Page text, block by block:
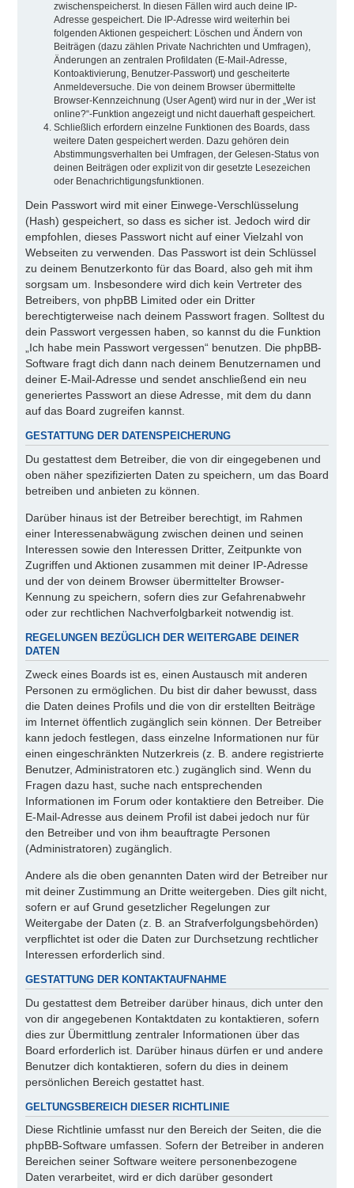
zwischenspeicherst. In diesen Fällen wird auch deine IP-
Adresse gespeichert. Die IP-Adresse wird weiterhin bei
folgenden Aktionen gespeichert: Löschen und Ändern von
Beiträgen (dazu zählen Private Nachrichten und Umfragen),
Änderungen an zentralen Profildaten (E-Mail-Adresse,
Kontoaktivierung, Benutzer-Passwort) und gescheiterte
Anmeldeversuche. Die von deinem Browser übermittelte
Browser-Kennzeichnung (User Agent) wird nur in der „Wer ist
online?“-Funktion angezeigt und nicht dauerhaft gespeichert.
Schließlich erfordern einzelne Funktionen des Boards, dass
weitere Daten gespeichert werden. Dazu gehören dein
Abstimmungsverhalten bei Umfragen, der Gelesen-Status von
deinen Beiträgen oder explizit von dir gesetzte Lesezeichen
oder Benachrichtigungsfunktionen.
Dein Passwort wird mit einer Einwege-Verschlüsselung
(Hash) gespeichert, so dass es sicher ist. Jedoch wird dir
empfohlen, dieses Passwort nicht auf einer Vielzahl von
Webseiten zu verwenden. Das Passwort ist dein Schlüssel
zu deinem Benutzerkonto für das Board, also geh mit ihm
sorgsam um. Insbesondere wird dich kein Vertreter des
Betreibers, von phpBB Limited oder ein Dritter
berechtigterweise nach deinem Passwort fragen. Solltest du
dein Passwort vergessen haben, so kannst du die Funktion
„Ich habe mein Passwort vergessen“ benutzen. Die phpBB-
Software fragt dich dann nach deinem Benutzernamen und
deiner E-Mail-Adresse und sendet anschließend ein neu
generiertes Passwort an diese Adresse, mit dem du dann
auf das Board zugreifen kannst.
GESTATTUNG DER DATENSPEICHERUNG
Du gestattest dem Betreiber, die von dir eingegebenen und
oben näher spezifizierten Daten zu speichern, um das Board
betreiben und anbieten zu können.
Darüber hinaus ist der Betreiber berechtigt, im Rahmen
einer Interessenabwägung zwischen deinen und seinen
Interessen sowie den Interessen Dritter, Zeitpunkte von
Zugriffen und Aktionen zusammen mit deiner IP-Adresse
und der von deinem Browser übermittelter Browser-
Kennung zu speichern, sofern dies zur Gefahrenabwehr
oder zur rechtlichen Nachverfolgbarkeit notwendig ist.
REGELUNGEN BEZÜGLICH DER WEITERGABE DEINER
DATEN
Zweck eines Boards ist es, einen Austausch mit anderen
Personen zu ermöglichen. Du bist dir daher bewusst, dass
die Daten deines Profils und die von dir erstellten Beiträge
im Internet öffentlich zugänglich sein können. Der Betreiber
kann jedoch festlegen, dass einzelne Informationen nur für
einen eingeschränkten Nutzerkreis (z. B. andere registrierte
Benutzer, Administratoren etc.) zugänglich sind. Wenn du
Fragen dazu hast, suche nach entsprechenden
Informationen im Forum oder kontaktiere den Betreiber. Die
E-Mail-Adresse aus deinem Profil ist dabei jedoch nur für
den Betreiber und von ihm beauftragte Personen
(Administratoren) zugänglich.
Andere als die oben genannten Daten wird der Betreiber nur
mit deiner Zustimmung an Dritte weitergeben. Dies gilt nicht,
sofern er auf Grund gesetzlicher Regelungen zur
Weitergabe der Daten (z. B. an Strafverfolgungsbehörden)
verpflichtet ist oder die Daten zur Durchsetzung rechtlicher
Interessen erforderlich sind.
GESTATTUNG DER KONTAKTAUFNAHME
Du gestattest dem Betreiber darüber hinaus, dich unter den
von dir angegebenen Kontaktdaten zu kontaktieren, sofern
dies zur Übermittlung zentraler Informationen über das
Board erforderlich ist. Darüber hinaus dürfen er und andere
Benutzer dich kontaktieren, sofern du dies in deinem
persönlichen Bereich gestattet hast.
GELTUNGSBEREICH DIESER RICHTLINIE
Diese Richtlinie umfasst nur den Bereich der Seiten, die die
phpBB-Software umfassen. Sofern der Betreiber in anderen
Bereichen seiner Software weitere personenbezogene
Daten verarbeitet, wird er dich darüber gesondert